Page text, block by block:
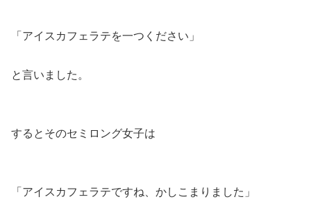
「アイスカフェラテを一つください」
と言いました。
するとそのセミロング女子は
「アイスカフェラテですね、かしこまりました」